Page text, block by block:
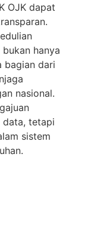
OJK dapat
hanya
bagian dari
nasional.
data, tetapi
sistem